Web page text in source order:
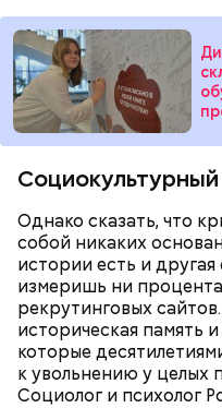
Однако сказать, что
собой никаких
истории есть и
измеришь ни
рекрутинговых
историческая память
которые
к увольнению у целых
Социолог и психолог
Все в противне
можно добавить соль
присыпают свежим
духовку на 15 минут.
— Есть опасность,
распространились по
отравиться.